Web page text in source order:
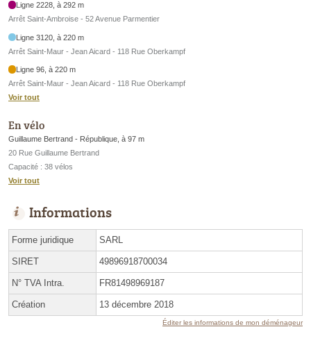
Ligne 2228, à 292 m
Arrêt Saint-Ambroise - 52 Avenue Parmentier
Ligne 3120, à 220 m
Arrêt Saint-Maur - Jean Aicard - 118 Rue Oberkampf
Ligne 96, à 220 m
Arrêt Saint-Maur - Jean Aicard - 118 Rue Oberkampf
Voir tout
En vélo
Guillaume Bertrand - République, à 97 m
20 Rue Guillaume Bertrand
Capacité : 38 vélos
Voir tout
Informations
Forme juridique SARL
SIRET 49896918700034
N° TVA Intra. FR81498969187
Création 13 décembre 2018
Éditer les informations de mon déménageur